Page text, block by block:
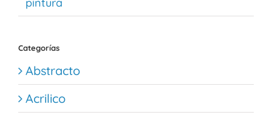
pintura
Categorías
Abstracto
Acrilico